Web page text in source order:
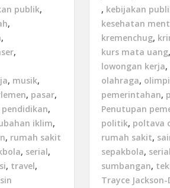
publik,
,
,
,
, musik,
, pasar,
pendidikan,
iklim,
, rumah sakit
, serial,
, travel,
, kebijakan
kesehatan
kremenchug,
kurs mata uang,
lowongan kerja,
olahraga,
pemerintahan,
Penutupan
politik, poltava
rumah sakit,
sepakbola, serial
sumbangan,
Trayce Jackson-